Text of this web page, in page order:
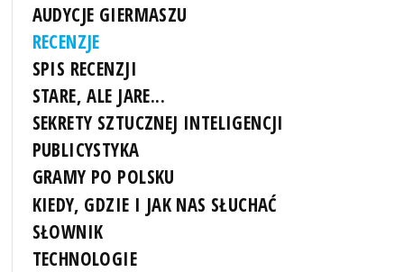
AUDYCJE GIERMASZU
RECENZJE
SPIS RECENZJI
STARE, ALE JARE...
SEKRETY SZTUCZNEJ INTELIGENCJI
PUBLICYSTYKA
GRAMY PO POLSKU
KIEDY, GDZIE I JAK NAS SŁUCHAĆ
SŁOWNIK
TECHNOLOGIE